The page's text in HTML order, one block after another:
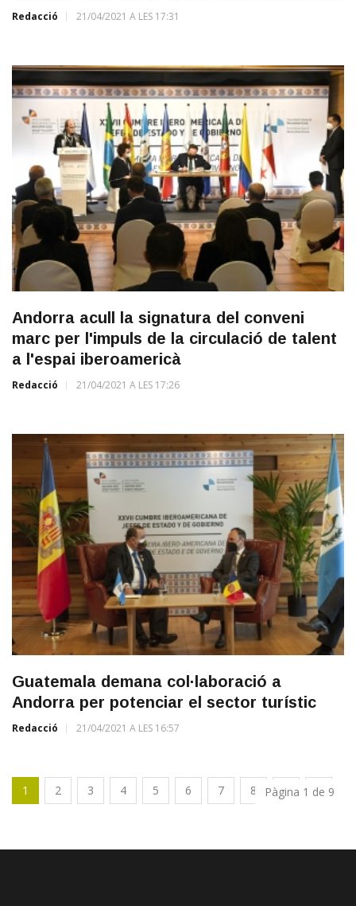
Redacció 21/04/2021 A LES 17:31
Andorra acull la signatura del conveni
marc per l'impuls de la circulació de talent
a l'espai iberoamericà
Redacció 21/04/2021 A LES 17:26
Guatemala demana col·laboració a
Andorra per potenciar el sector turístic
Redacció 21/04/2021 A LES 16:57
1 2 3 4 5 6 7 8 9
Pàgina 1 de 9